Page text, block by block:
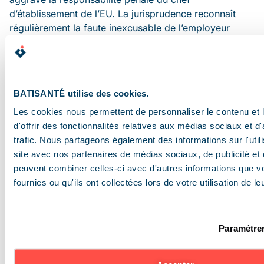
BATISANTÉ utilise des cookies.
Les cookies nous permettent de personnaliser le contenu et
d'offrir des fonctionnalités relatives aux médias sociaux et
trafic. Nous partageons également des informations sur
site avec nos partenaires de médias sociaux, de publicité et
peuvent combiner celles-ci avec d'autres informations que
fournies ou qu'ils ont collectées lors de votre utilisation de
d’établissement de l’EU. La jurisprudence reconnaît
régulièrement la faute inexcusable de l’employeur
lorsque le plan de prévention n’a pas été établi alors
que des risques d’interférence existaient.
Plan de prévention
et interventions
BATISANTÉ
Lorsque BATISANTÉ intervient dans vos bâtiments
pour des vérifications réglementaires (installations
, la